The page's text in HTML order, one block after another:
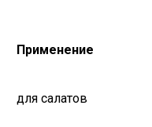
Применение
для салатов